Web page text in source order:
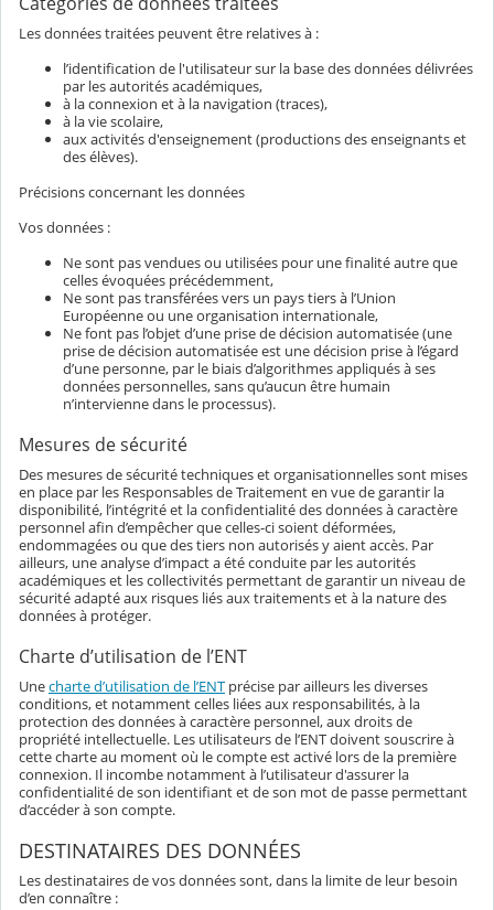
Les données traitées peuvent être relatives à :
l’identification de l'utilisateur sur la base des données délivrées
par les autorités académiques,
à la connexion et à la navigation (traces),
à la vie scolaire,
aux activités d'enseignement (productions des enseignants et
des élèves).
Précisions concernant les données
Vos données :
Ne sont pas vendues ou utilisées pour une finalité autre que
celles évoquées précédemment,
Ne sont pas transférées vers un pays tiers à l’Union
Européenne ou une organisation internationale,
Ne font pas l’objet d’une prise de décision automatisée (une
prise de décision automatisée est une décision prise à l’égard
d’une personne, par le biais d’algorithmes appliqués à ses
données personnelles, sans qu’aucun être humain
n’intervienne dans le processus).
Mesures de sécurité
Des mesures de sécurité techniques et organisationnelles sont mises
en place par les Responsables de Traitement en vue de garantir la
disponibilité, l’intégrité et la confidentialité des données à caractère
personnel afin d’empêcher que celles-ci soient déformées,
endommagées ou que des tiers non autorisés y aient accès. Par
ailleurs, une analyse d’impact a été conduite par les autorités
académiques et les collectivités permettant de garantir un niveau de
sécurité adapté aux risques liés aux traitements et à la nature des
données à protéger.
Charte d’utilisation de l’ENT
Unecharte d’utilisation de l’ENT précise par ailleurs les diverses
conditions, et notamment celles liées aux responsabilités, à la
protection des données à caractère personnel, aux droits de
propriété intellectuelle. Les utilisateurs de l’ENT doivent souscrire à
cette charte au moment où le compte est activé lors de la première
connexion. Il incombe notamment à l’utilisateur d'assurer la
confidentialité de son identifiant et de son mot de passe permettant
d’accéder à son compte.
DESTINATAIRES DES DONNÉES
Les destinataires de vos données sont, dans la limite de leur besoin
d’en connaître :